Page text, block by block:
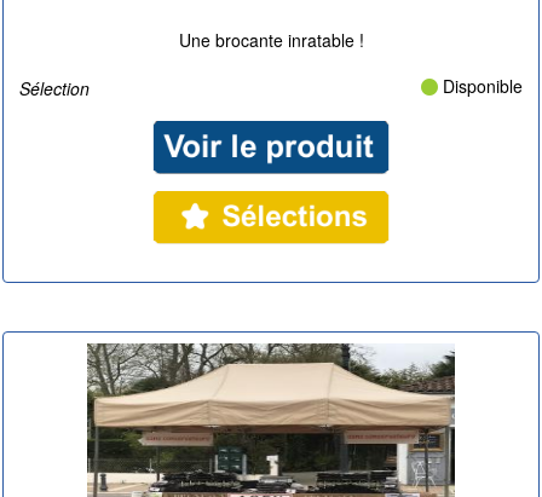
Une brocante inratable !
Sélection
Disponible